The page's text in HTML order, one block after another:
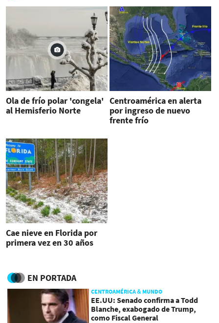
Ola de frío polar 'congela'
al Hemisferio Norte
Centroamérica en alerta
por ingreso de nuevo
frente frío
Cae nieve en Florida por
primera vez en 30 años
EN PORTADA
CENTROAMÉRICA & MUNDO
EE.UU: Senado confirma a Todd
Blanche, exabogado de Trump,
como Fiscal General